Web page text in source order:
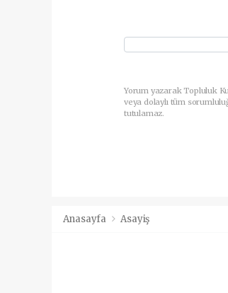
Yorum yazarak Topluluk
veya dolaylı tüm
tutulamaz.
Anasayfa Asayiş